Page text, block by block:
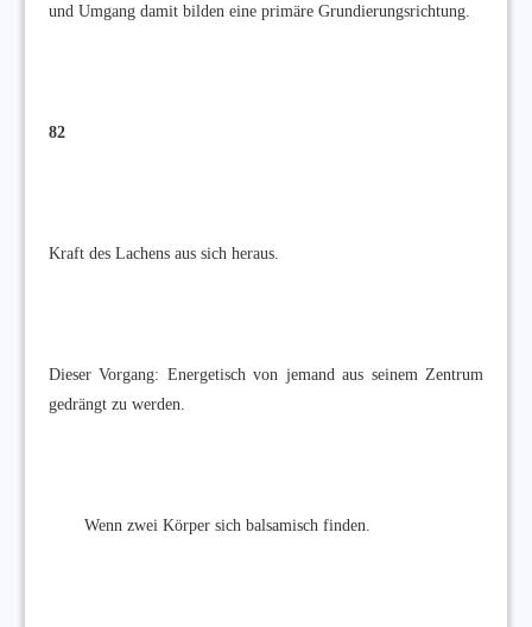
und Umgang damit bilden eine primäre Grundierungsrichtung.
82
Kraft des Lachens aus sich heraus.
Dieser Vorgang: Energetisch von jemand aus seinem Zentrum
gedrängt zu werden.
Wenn zwei Körper sich balsamisch finden.